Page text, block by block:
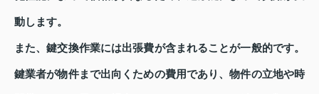
動します。
また、鍵交換作業には出張費が含まれることが一般的です。
鍵業者が物件まで出向くための費用であり、物件の立地や時